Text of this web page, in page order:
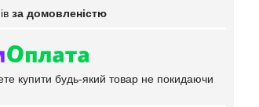
за домовленістю
купити будь-який товар не покидаючи